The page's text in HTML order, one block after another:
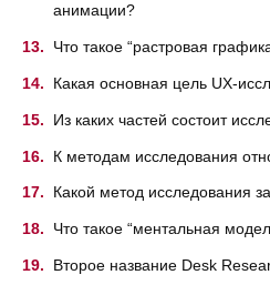
анимации?
Что такое “растровая
Какая основная цель UX-
Из каких частей состоит
К методам исследования
Какой метод исследования
Что такое “ментальная
Второе название Desk